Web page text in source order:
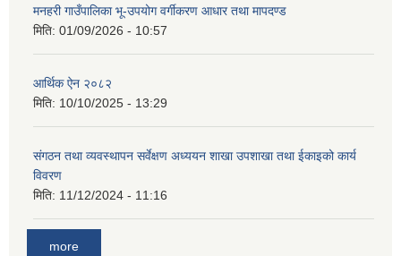
मनहरी गाउँपालिका भू-उपयोग वर्गीकरण आधार तथा मापदण्ड
मिति: 01/09/2026 - 10:57
आर्थिक ऐन २०८२
मिति: 10/10/2025 - 13:29
संगठन तथा व्यवस्थापन सर्वेक्षण अध्ययन शाखा उपशाखा तथा ईकाइको कार्य
विवरण
मिति: 11/12/2024 - 11:16
more